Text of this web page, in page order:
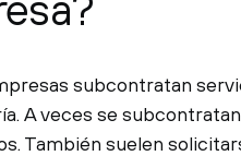
subcontratan
A veces se
También suelen